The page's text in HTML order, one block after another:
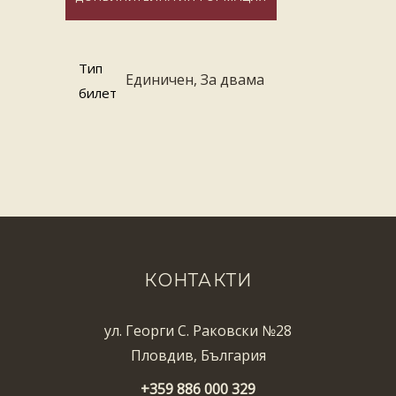
Тип
билет
Единичен, За двама
КОНТАКТИ
ул. Георги С. Раковски №28
Пловдив, България
+359 886 000 329